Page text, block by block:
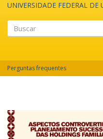
UNIVERSIDADE FEDERAL DE
Perguntas frequentes